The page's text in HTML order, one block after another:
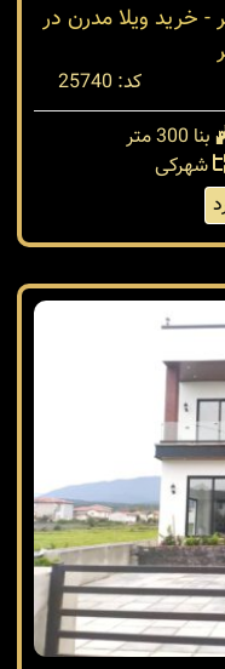
خرید ویلا مدرن در
کد: 25740
بنا 300 متر
شهرکی